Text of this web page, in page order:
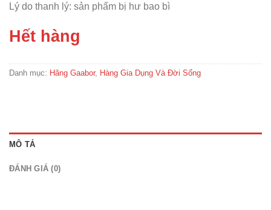
Lý do thanh lý: sản phẩm bị hư bao bì
Hết hàng
Danh mục: Hãng Gaabor, Hàng Gia Dụng Và Đời Sống
MÔ TẢ
ĐÁNH GIÁ (0)